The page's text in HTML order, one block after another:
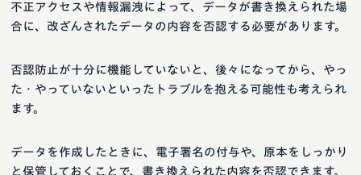
不正アクセスや情報漏洩によって、データが書き換えられた場
合に、改ざんされたデータの内容を否認する必要があります。
否認防止が十分に機能していないと、後々になってから、やっ
た・やっていないといったトラブルを抱える可能性も考えられ
ます。
データを作成したときに、電子署名の付与や、原本をしっかり
と保管しておくことで、書き換えられた内容を否認できます。